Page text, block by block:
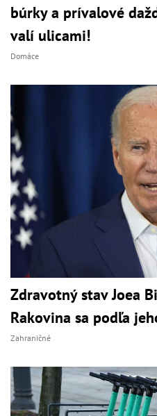
búrky a prívalové
valí ulicami!
Domáce
Zdravotný stav Joea
Rakovina sa podľa
Zahraničné